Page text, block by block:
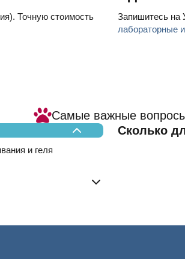
Точную стоимость
Запишитесь на
лабораторные
Самые важные
и геля
Сколько